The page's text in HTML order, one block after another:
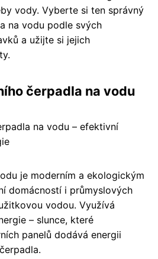
vody. Vyberte si ten správný
na vodu podle svých
a užijte si jejich
čerpadla na vodu
na vodu – efektivní
je moderním a ekologickým
domácností i průmyslových
vodou. Využívá
– slunce, které
panelů dodává energii